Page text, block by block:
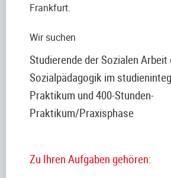
Frankfurt.
Wir suchen
Studierende der Sozialen Arbeit
Sozialpädagogik im
Praktikum und 400-Stunden-
Praktikum/Praxisphase
Zu Ihren Aufgaben gehören: